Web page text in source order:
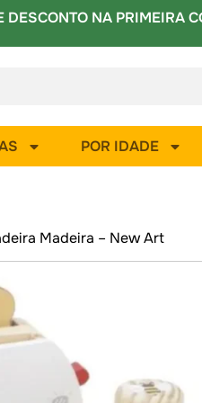
DESCONTO NA PRIMEIRA
POR IDADE
Madeira – New Art